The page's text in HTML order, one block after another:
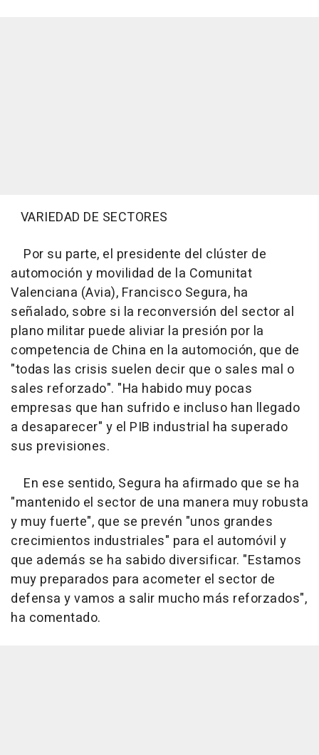
VARIEDAD DE SECTORES
Por su parte, el presidente del clúster de
automoción y movilidad de la Comunitat
Valenciana (Avia), Francisco Segura, ha
señalado, sobre si la reconversión del sector al
plano militar puede aliviar la presión por la
competencia de China en la automoción, que de
"todas las crisis suelen decir que o sales mal o
sales reforzado". "Ha habido muy pocas
empresas que han sufrido e incluso han llegado
a desaparecer" y el PIB industrial ha superado
sus previsiones.
En ese sentido, Segura ha afirmado que se ha
"mantenido el sector de una manera muy robusta
y muy fuerte", que se prevén "unos grandes
crecimientos industriales" para el automóvil y
que además se ha sabido diversificar. "Estamos
muy preparados para acometer el sector de
defensa y vamos a salir mucho más reforzados",
ha comentado.